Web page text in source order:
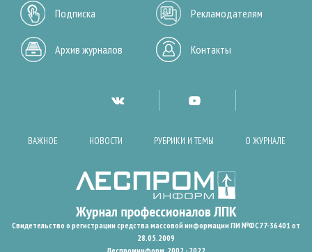
Подписка Рекламодателям
Архив журналов Контакты
ВАЖНОЕ НОВОСТИ РУБРИКИ И ТЕМЫ О ЖУРНАЛЕ
Свидетельство о регистрации средства массовой информации ПИ №ФС77-36401 от
28.05.2009